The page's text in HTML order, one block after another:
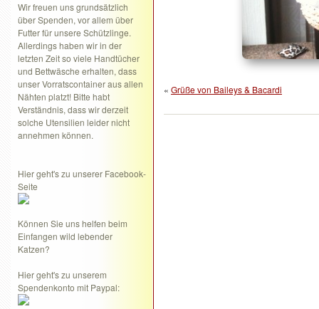
Wir freuen uns grundsätzlich
über Spenden, vor allem über
Futter für unsere Schützlinge.
Allerdings haben wir in der
letzten Zeit so viele Handtücher
und Bettwäsche erhalten, dass
unser Vorratscontainer aus allen
Nähten platzt! Bitte habt
Verständnis, dass wir derzeit
solche Utensilien leider nicht
annehmen können.
Hier geht's zu unserer Facebook-
Seite
Können Sie uns helfen beim
Einfangen wild lebender
Katzen?
Hier geht's zu unserem
Spendenkonto mit Paypal:
« Grüße von Baileys & Bacardi